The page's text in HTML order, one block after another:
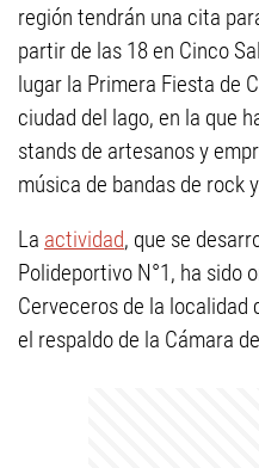
región tendrán una cita
partir de las 18 en Cinco
lugar la Primera Fiesta de
ciudad del lago, en la que
stands de artesanos y
música de bandas de rock
La actividad, que se
Polideportivo N°1, ha sido
Cerveceros de la localidad
el respaldo de la Cámara